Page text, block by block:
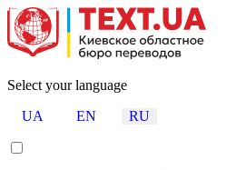
Select your language
UA
EN RU